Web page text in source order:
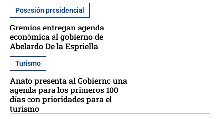
Posesión presidencial
Gremios entregan agenda
económica al gobierno de
Abelardo De la Espriella
Turismo
Anato presenta al Gobierno una
agenda para los primeros 100
días con prioridades para el
turismo